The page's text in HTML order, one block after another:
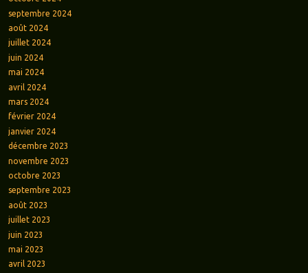
septembre 2024
août 2024
juillet 2024
juin 2024
mai 2024
avril 2024
mars 2024
février 2024
janvier 2024
décembre 2023
novembre 2023
octobre 2023
septembre 2023
août 2023
juillet 2023
juin 2023
mai 2023
avril 2023